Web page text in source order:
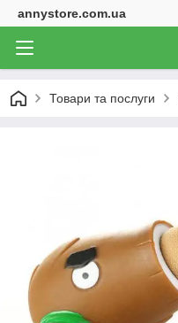
annystore.com.ua
Товари та послуги